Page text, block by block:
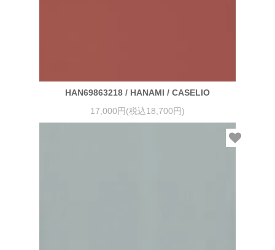
HAN69863218 / HANAMI / CASELIO
17,000円(税込18,700円)